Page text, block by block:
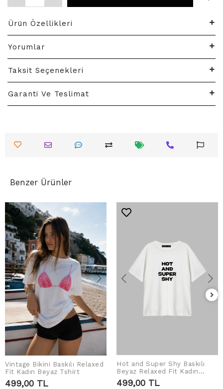
Ürün Özellikleri
Yorumlar
Taksit Seçenekleri
Garanti Ve Teslimat
Benzer Ürünler
SEPETE EKLE
Vintage Bikini Baskılı Relaxed
Fit Kadın Beyaz Tshirt
499,00 TL
SEPETE EKLE
Hot and Super Shy Baskılı
Beyaz Relaxed Fit Kadın
Tshirt
499,00 TL